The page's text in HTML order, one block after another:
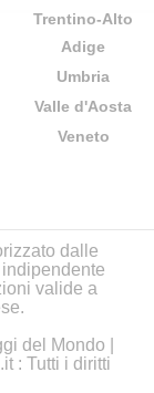
Trentino-Alto
Adige
Umbria
Valle d'Aosta
Veneto
dalle
valide a
del Mondo
: Tutti i diritti